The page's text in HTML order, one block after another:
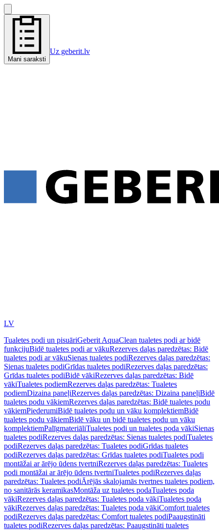
Mani saraksti
Uz geberit.lv
LV
Tualetes podi un pisuāriGeberit AquaClean tualetes podi ar bidē
funkcijuBidē tualetes podi ar vākuRezerves daļas paredzētas: Bidē
tualetes podi ar vākuSienas tualetes podiRezerves daļas paredzētas:
Sienas tualetes podiGrīdas tualetes podiRezerves daļas paredzētas:
Grīdas tualetes podiBidē vākiRezerves daļas paredzētas: Bidē
vākiTualetes podiemRezerves daļas paredzētas: Tualetes
podiemDizaina paneļiRezerves daļas paredzētas: Dizaina paneļiBidē
tualetes podu vākiemRezerves daļas paredzētas: Bidē tualetes podu
vākiemPiederumiBidē tualetes podu un vāku komplektiemBidē
tualetes podu vākiemBidē vāku un bidē tualetes podu un vāku
komplektiemPalīgmateriāliTualetes podi un tualetes poda vākiSienas
tualetes podiRezerves daļas paredzētas: Sienas tualetes podiTualetes
podiRezerves daļas paredzētas: Tualetes podiGrīdas tualetes
podiRezerves daļas paredzētas: Grīdas tualetes podiTualetes podi
montāžai ar ārējo ūdens tvertniRezerves daļas paredzētas: Tualetes
podi montāžai ar ārējo ūdens tvertniTualetes podiRezerves daļas
paredzētas: Tualetes podiĀrējās skalojamās tvertnes tualetes podiem,
no sanitārās keramikasMontāža uz tualetes podaTualetes poda
vākiRezerves daļas paredzētas: Tualetes poda vākiTualetes poda
vākiRezerves daļas paredzētas: Tualetes poda vākiComfort tualetes
podiRezerves daļas paredzētas: Comfort tualetes podiPaaugstināti
tualetes podiRezerves daļas paredzētas: Paaugstināti tualetes